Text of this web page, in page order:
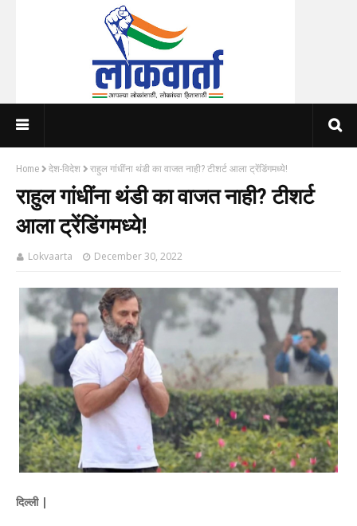
Home देश-विदेश राहुल गांधींना थंडी का वाजत नाही? टीशर्ट आला ट्रेंडिंगमध्ये!
राहुल गांधींना थंडी का वाजत नाही? टीशर्ट
आला ट्रेंडिंगमध्ये!
Lokvaarta December 30, 2022
दिल्ली |